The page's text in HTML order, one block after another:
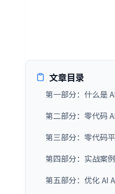
文章目录
第一部分：什么是
第二部分：零代码
第三部分：零代码
第四部分：实战案
第五部分：优化 AI